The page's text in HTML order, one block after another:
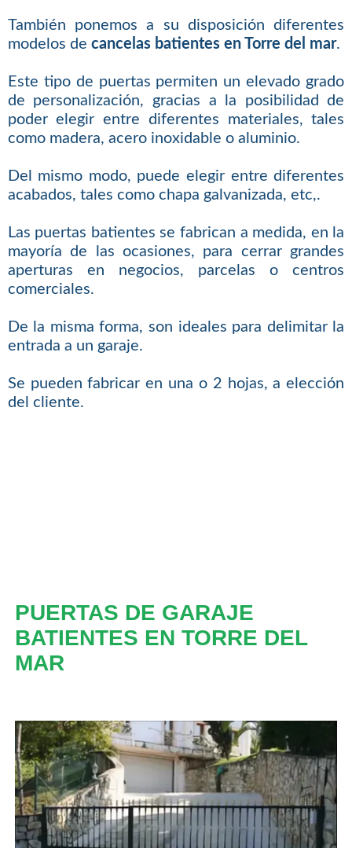
También ponemos a su disposición diferentes
modelos de cancelas batientes en Torre del mar.
Este tipo de puertas permiten un elevado grado
de personalización, gracias a la posibilidad de
poder elegir entre diferentes materiales, tales
como madera, acero inoxidable o aluminio.
Del mismo modo, puede elegir entre diferentes
acabados, tales como chapa galvanizada, etc,.
Las puertas batientes se fabrican a medida, en la
mayoría de las ocasiones, para cerrar grandes
aperturas en negocios, parcelas o centros
comerciales.
De la misma forma, son ideales para delimitar la
entrada a un garaje.
Se pueden fabricar en una o 2 hojas, a elección
del cliente.
PUERTAS DE GARAJE
BATIENTES EN TORRE DEL
MAR